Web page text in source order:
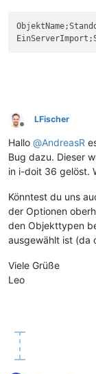
Offline
LFischer
Hallo @AndreasR
Bug dazu. Dieser
in i-doit 36 gelöst.
Könntest du uns
der Optionen
den Objekttypen
ausgewählt ist (da
Viele Grüße
Leo